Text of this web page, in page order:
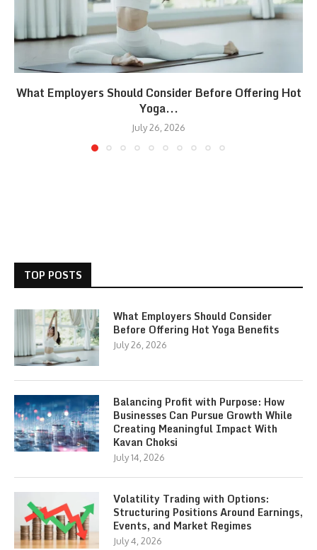
What Employers Should Consider Before Offering Hot
Yoga...
July 26, 2026
TOP POSTS
What Employers Should Consider
Before Offering Hot Yoga Benefits
July 26, 2026
Balancing Profit with Purpose: How
Businesses Can Pursue Growth While
Creating Meaningful Impact With
Kavan Choksi
July 14, 2026
Volatility Trading with Options:
Structuring Positions Around Earnings,
Events, and Market Regimes
July 4, 2026